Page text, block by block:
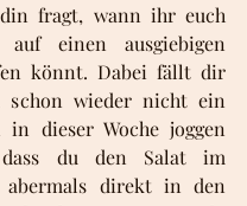
fragt, wann ihr euch
einen ausgiebigen
könnt. Dabei fällt dir
schon wieder nicht ein
in dieser Woche joggen
du den Salat im
abermals direkt in den